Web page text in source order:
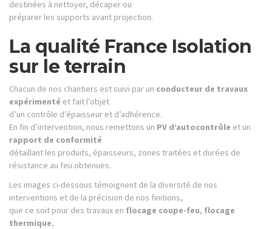
destinées à nettoyer, décaper ou
préparer les supports avant projection.
La qualité France Isolation
sur le terrain
Chacun de nos chantiers est suivi par un conducteur de travaux
expérimenté et fait l’objet
d’un contrôle d’épaisseur et d’adhérence.
En fin d’intervention, nous remettons un PV d’autocontrôle et un
rapport de conformité
détaillant les produits, épaisseurs, zones traitées et durées de
résistance au feu obtenues.
Les images ci-dessous témoignent de la diversité de nos
interventions et de la précision de nos finitions,
que ce soit pour des travaux en flocage coupe-feu, flocage
thermique,